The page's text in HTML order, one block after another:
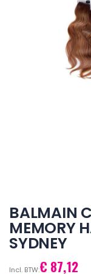
naar
het
begin
van
de
afbeeldingen-
BALMAIN
MEMORY
SYDNEY
€ 87,12